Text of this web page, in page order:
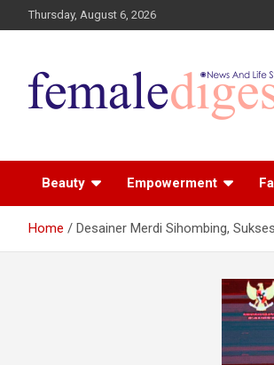
Thursday, August 6, 2026
Beauty Empowerment
Home Desainer Merdi Sihombing,